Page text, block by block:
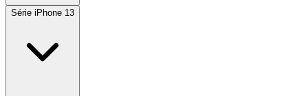
Série iPhone 13